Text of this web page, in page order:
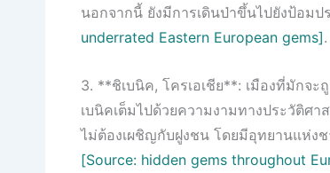
นอกจากนี้ ยังมีการเดินป่าขึ้นไปยังป้อมป
underrated Eastern European gems].
3. **ชิเบนิค, โครเอเชีย**: เมืองที่มักจ
เบนิคเต็มไปด้วยความงามทางประวัติศ
ไม่ต้องเผชิญกับฝูงชน โดยมีอุทยานแห่ง
[Source: hidden gems throughout